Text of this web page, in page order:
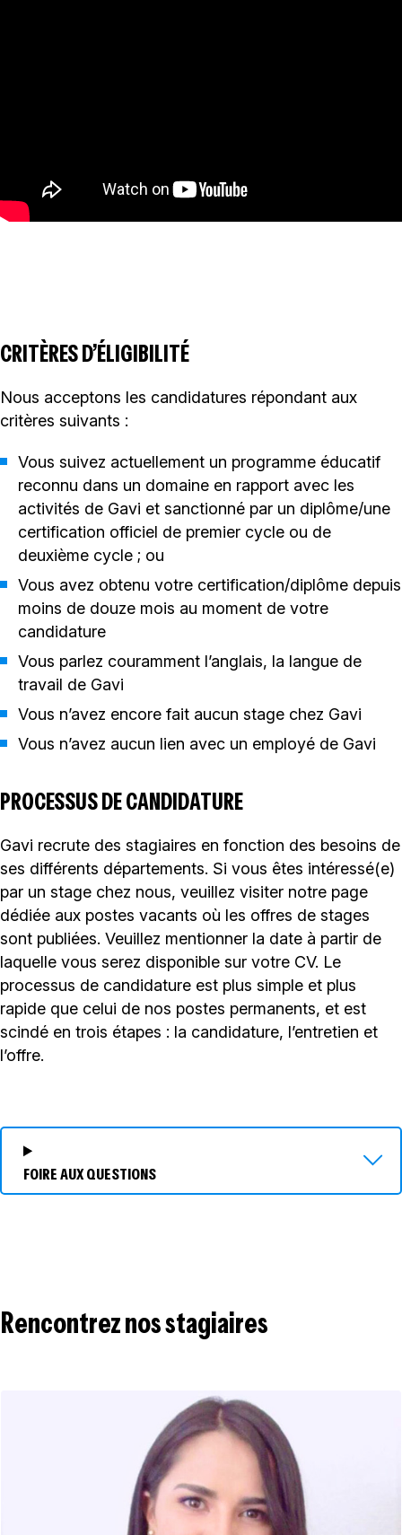
CRITÈRES D’ÉLIGIBILITÉ
Nous acceptons les candidatures répondant aux
critères suivants :
Vous suivez actuellement un programme éducatif
reconnu dans un domaine en rapport avec les
activités de Gavi et sanctionné par un diplôme/une
certification officiel de premier cycle ou de
deuxième cycle ; ou
Vous avez obtenu votre certification/diplôme depuis
moins de douze mois au moment de votre
candidature
Vous parlez couramment l’anglais, la langue de
travail de Gavi
Vous n’avez encore fait aucun stage chez Gavi
Vous n’avez aucun lien avec un employé de Gavi
PROCESSUS DE CANDIDATURE
Gavi recrute des stagiaires en fonction des besoins de
ses différents départements. Si vous êtes intéressé(e)
par un stage chez nous, veuillez visiter notre page
dédiée aux postes vacants où les offres de stages
sont publiées. Veuillez mentionner la date à partir de
laquelle vous serez disponible sur votre CV. Le
processus de candidature est plus simple et plus
rapide que celui de nos postes permanents, et est
scindé en trois étapes : la candidature, l’entretien et
l’offre.
FOIRE AUX QUESTIONS
Rencontrez nos stagiaires